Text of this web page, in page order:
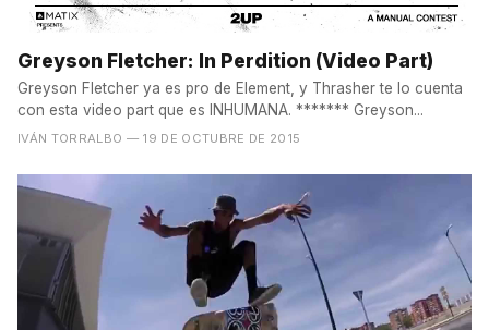
Greyson Fletcher: In Perdition (Video Part)
Greyson Fletcher ya es pro de Element, y Thrasher te lo cuenta
con esta video part que es INHUMANA. ******* Greyson...
IVÁN TORRALBO — 19 DE OCTUBRE DE 2015